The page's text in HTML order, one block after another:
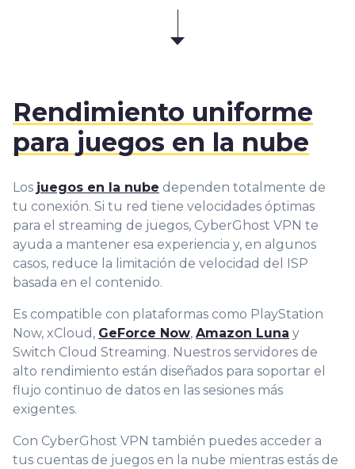
Rendimiento uniforme
para juegos en la nube
Los juegos en la nube dependen totalmente de
tu conexión. Si tu red tiene velocidades óptimas
para el streaming de juegos, CyberGhost VPN te
ayuda a mantener esa experiencia y, en algunos
casos, reduce la limitación de velocidad del ISP
basada en el contenido.
Es compatible con plataformas como PlayStation
Now, xCloud, GeForce Now, Amazon Luna y
Switch Cloud Streaming. Nuestros servidores de
alto rendimiento están diseñados para soportar el
flujo continuo de datos en las sesiones más
exigentes.
Con CyberGhost VPN también puedes acceder a
tus cuentas de juegos en la nube mientras estás de